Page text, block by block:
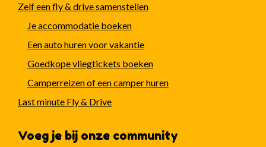
Zelf een fly & drive samenstellen
Je accommodatie boeken
Een auto huren voor vakantie
Goedkope vliegtickets boeken
Camperreizen of een camper huren
Last minute Fly & Drive
Voeg je bij onze community